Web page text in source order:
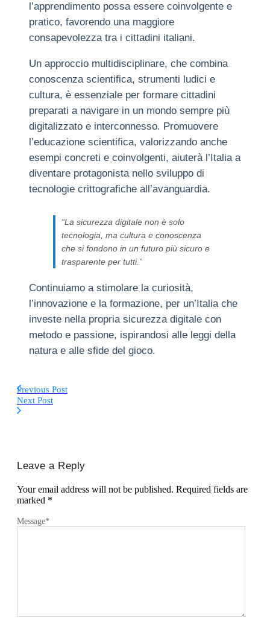
l’apprendimento possa essere coinvolgente e
pratico, favorendo una maggiore
consapevolezza tra i cittadini italiani.
Un approccio multidisciplinare, che combina
conoscenza scientifica, strumenti ludici e
cultura, è essenziale per formare cittadini
preparati a navigare in un mondo sempre più
digitalizzato e interconnesso. Promuovere
l’educazione scientifica, valorizzando anche
esempi concreti e coinvolgenti, aiuterà l’Italia a
diventare protagonista nello sviluppo di
tecnologie crittografiche all’avanguardia.
“La sicurezza digitale non è solo
tecnologia, ma cultura e conoscenza
che si fondono in un futuro più sicuro e
trasparente per tutti.”
Continuiamo a stimolare la curiosità,
l’innovazione e la formazione, per un’Italia che
investe nella propria sicurezza digitale con
metodo e passione, ispirandosi alle leggi della
natura e alle sfide del gioco.
Previous Post
Next Post
Leave a Reply
Your email address will not be published. Required fields are
marked *
Message*